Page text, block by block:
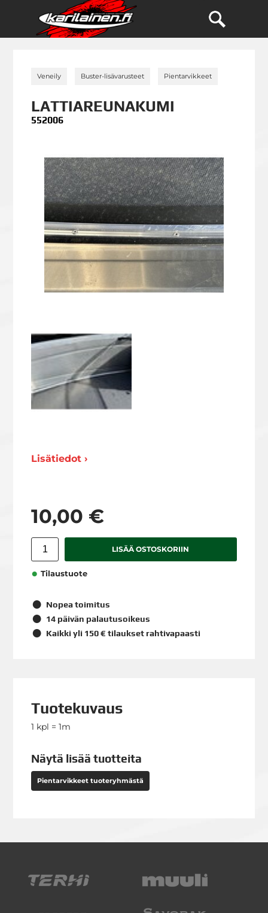
Veneily Buster-lisävarusteet Pientarvikkeet
LATTIAREUNAKUMI
552006
Lisätiedot ›
10,00 €
LISÄÄ OSTOSKORIIN
Tilaustuote
Nopea toimitus
14 päivän palautusoikeus
Kaikki yli 150 € tilaukset rahtivapaasti
Tuotekuvaus
1 kpl = 1m
Näytä lisää tuotteita
Pientarvikkeet tuoteryhmästä